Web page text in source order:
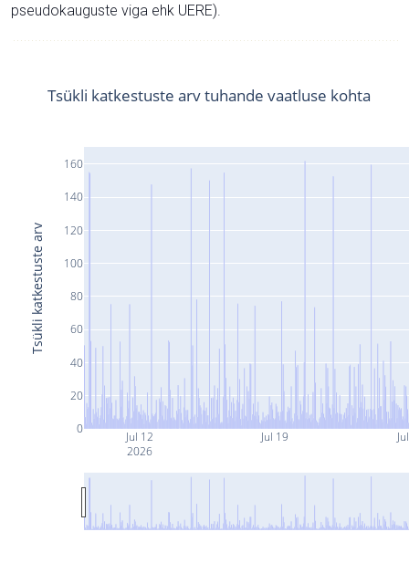
pseudokauguste viga ehk UERE).
Jul 12
2026
Jul 19
0
20
40
60
80
100
120
140
160
Tsükli katkestuste arv tuhande vaatluse kohta
Tsükli katkestuste arv